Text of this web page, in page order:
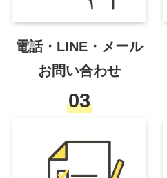
電話・LINE・メール
お問い合わせ
03